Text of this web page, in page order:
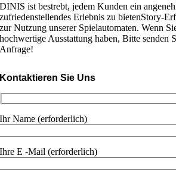
DINIS ist bestrebt, jedem Kunden ein
zufriedenstellendes Erlebnis zu bietenStory-
zur Nutzung unserer Spielautomaten. Wenn
hochwertige Ausstattung haben, Bitte senden
Anfrage!
Kontaktieren Sie Uns
Ihr Name (erforderlich)
Ihre E -Mail (erforderlich)